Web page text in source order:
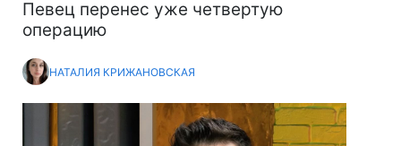
Певец перенес уже четвертую
операцию
НАТАЛИЯ КРИЖАНОВСКАЯ